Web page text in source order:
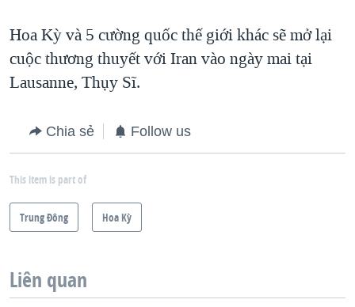
Hoa Kỳ và 5 cường quốc thế giới khác sẽ mở lại
cuộc thương thuyết với Iran vào ngày mai tại
Lausanne, Thụy Sĩ.
Chia sẻ Follow us
This item is part of
Trung Ðông Hoa Kỳ
Liên quan